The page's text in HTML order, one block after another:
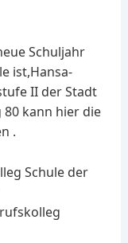
Schuljahr
ist,Hansa-
II der Stadt
80 kann hier die
.
Schule der